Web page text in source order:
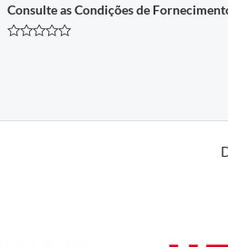
Consulte as Condições de